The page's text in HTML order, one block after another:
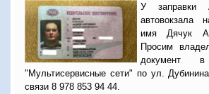
У заправки
автовокзала
имя Дячук
Просим
"Мультисервисные сети" по ул.
связи 8 978 853 94 44.